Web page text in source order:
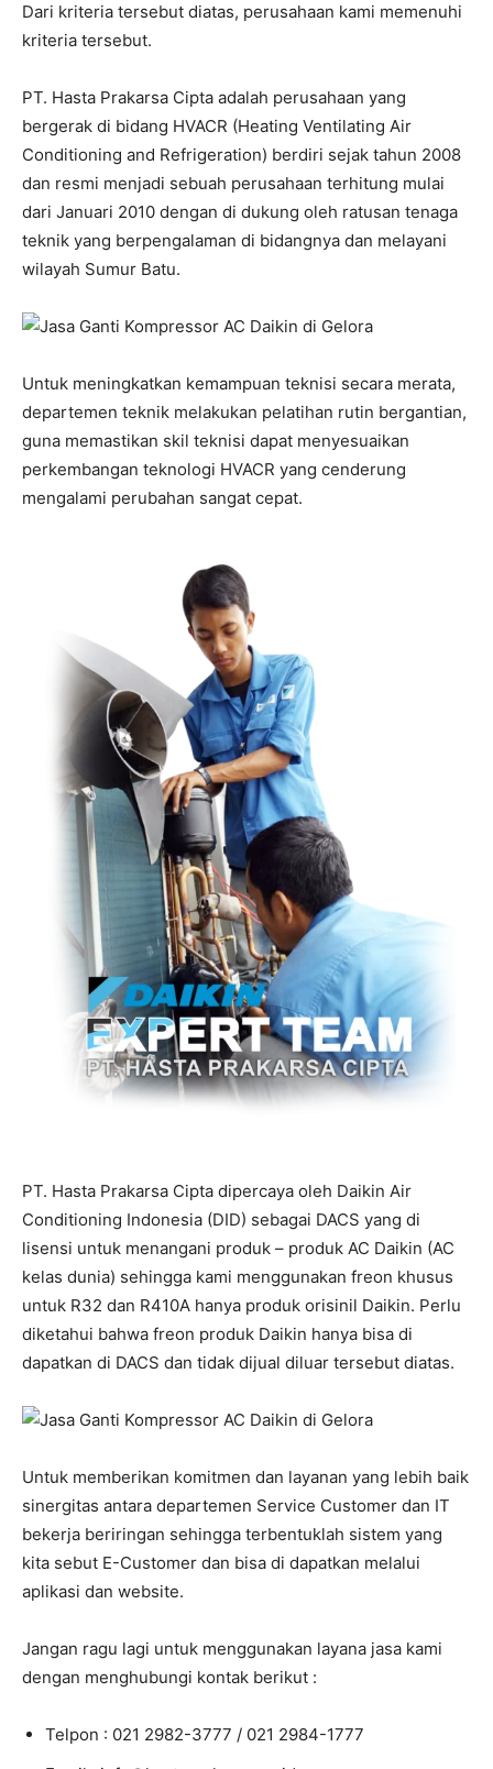
Dari kriteria tersebut diatas, perusahaan kami memenuhi
kriteria tersebut.
PT. Hasta Prakarsa Cipta adalah perusahaan yang
bergerak di bidang HVACR (Heating Ventilating Air
Conditioning and Refrigeration) berdiri sejak tahun 2008
dan resmi menjadi sebuah perusahaan terhitung mulai
dari Januari 2010 dengan di dukung oleh ratusan tenaga
teknik yang berpengalaman di bidangnya dan melayani
wilayah Sumur Batu.
Untuk meningkatkan kemampuan teknisi secara merata,
departemen teknik melakukan pelatihan rutin bergantian,
guna memastikan skil teknisi dapat menyesuaikan
perkembangan teknologi HVACR yang cenderung
mengalami perubahan sangat cepat.
PT. Hasta Prakarsa Cipta dipercaya oleh Daikin Air
Conditioning Indonesia (DID) sebagai DACS yang di
lisensi untuk menangani produk – produk AC Daikin (AC
kelas dunia) sehingga kami menggunakan freon khusus
untuk R32 dan R410A hanya produk orisinil Daikin. Perlu
diketahui bahwa freon produk Daikin hanya bisa di
dapatkan di DACS dan tidak dijual diluar tersebut diatas.
Untuk memberikan komitmen dan layanan yang lebih baik
sinergitas antara departemen Service Customer dan IT
bekerja beriringan sehingga terbentuklah sistem yang
kita sebut E-Customer dan bisa di dapatkan melalui
aplikasi dan website.
Jangan ragu lagi untuk menggunakan layana jasa kami
dengan menghubungi kontak berikut :
Telpon : 021 2982-3777 / 021 2984-1777